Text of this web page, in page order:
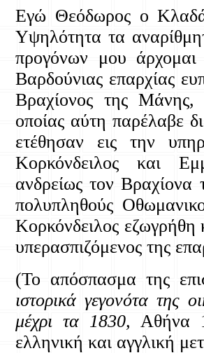
Εγώ Θεόδωρος ο
Υψηλότητα τα
προγόνων μου
Βαρδούνιας επαρχίας
Βραχίονος της Μάνης,
οποίας αύτη παρέλαβε
ετέθησαν εις την
Κορκόνδειλος και
ανδρείως τον
πολυπληθούς
Κορκόνδειλος
υπερασπιζόμενος της
(Το απόσπασμα της
ιστορικά γεγονότα της
μέχρι τα 1830, Αθήνα
ελληνική και αγγλική